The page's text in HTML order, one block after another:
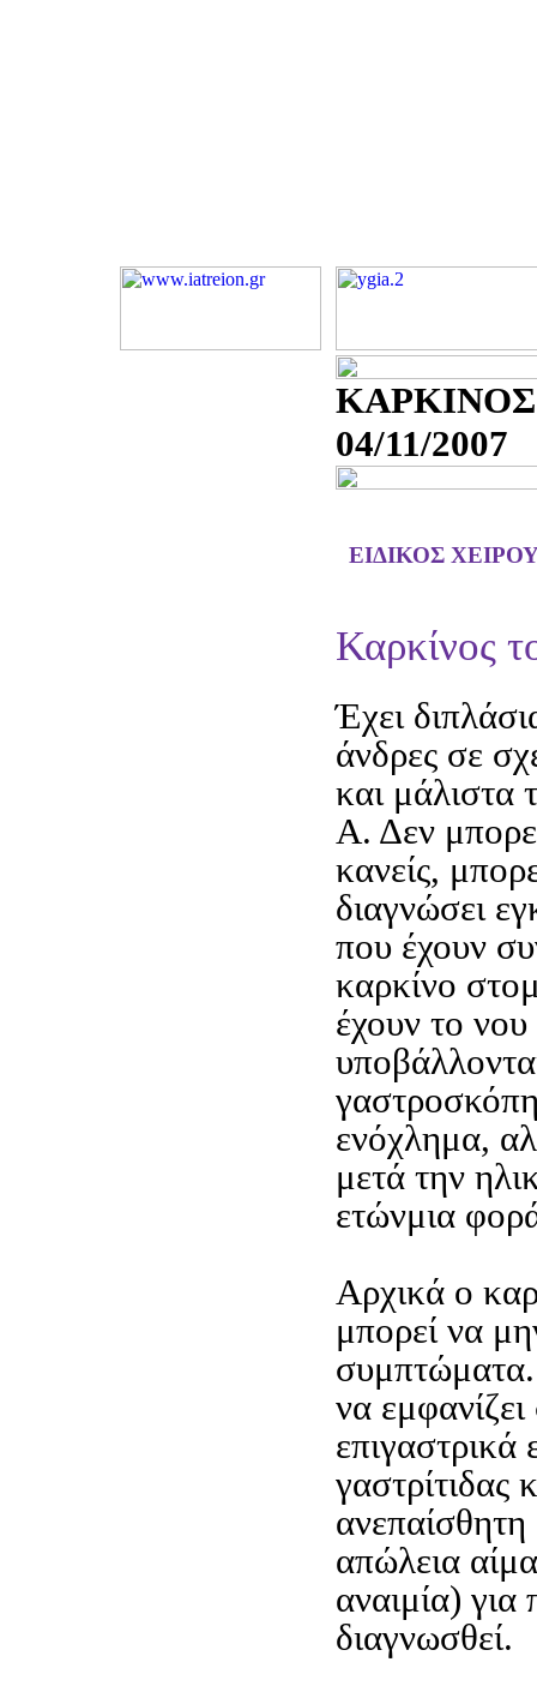
04/11/2007
ΕΙΔΙΚΟΣ
Καρκίνος
Έχει
άνδρες σε
και μάλιστα
Α. Δεν
κανείς,
διαγνώσει
που έχουν
καρκίνο
έχουν το
ενόχλημα,
μετά την
ετώνμια
Αρχικά ο
μπορεί να
συμπτώματα.
να
επιγαστρικά
γαστρίτιδας
απώλεια
αναιμία) για
διαγνωσθεί.